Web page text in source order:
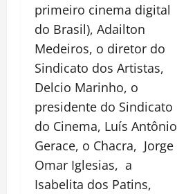
primeiro cinema digital
do Brasil), Adailton
Medeiros, o diretor do
Sindicato dos Artistas,
Delcio Marinho, o
presidente do Sindicato
do Cinema, Luís Antônio
Gerace, o Chacra, Jorge
Omar Iglesias, a
Isabelita dos Patins,